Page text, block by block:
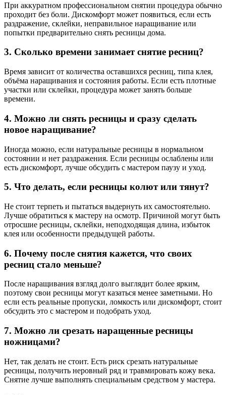
При аккуратном профессиональном снятии процедура обычно
проходит без боли. Дискомфорт может появиться, если есть
раздражение, склейки, неправильное наращивание или
попытки предварительно снять ресницы дома.
3. Сколько времени занимает снятие ресниц?
Время зависит от количества оставшихся ресниц, типа клея,
объёма наращивания и состояния работы. Если есть плотные
участки или склейки, процедура может занять больше
времени.
4. Можно ли снять ресницы и сразу сделать
новое наращивание?
Иногда можно, если натуральные ресницы в нормальном
состоянии и нет раздражения. Если ресницы ослаблены или
есть дискомфорт, лучше обсудить с мастером паузу и уход.
5. Что делать, если ресницы колют или тянут?
Не стоит терпеть и пытаться выдернуть их самостоятельно.
Лучше обратиться к мастеру на осмотр. Причиной могут быть
отросшие ресницы, склейки, неподходящая длина, избыток
клея или особенности предыдущей работы.
6. Почему после снятия кажется, что своих
ресниц стало меньше?
После наращивания взгляд долго выглядит более ярким,
поэтому свои ресницы могут казаться менее заметными. Но
если есть реальные пропуски, ломкость или дискомфорт, стоит
обсудить это с мастером и подобрать уход.
7. Можно ли срезать наращенные ресницы
ножницами?
Нет, так делать не стоит. Есть риск срезать натуральные
ресницы, получить неровный ряд и травмировать кожу века.
Снятие лучше выполнять специальным средством у мастера.